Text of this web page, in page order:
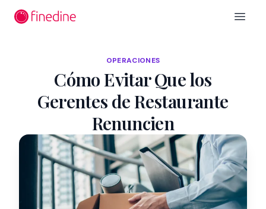
Open
OPERACIONES
Cómo Evitar Que los
Gerentes de Restaurante
Renuncien